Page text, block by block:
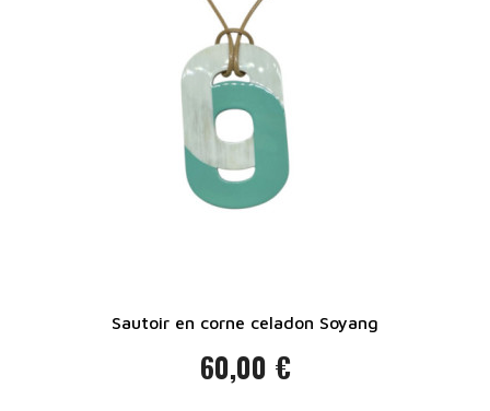
Sautoir en corne celadon Soyang
Prix
60,00 €